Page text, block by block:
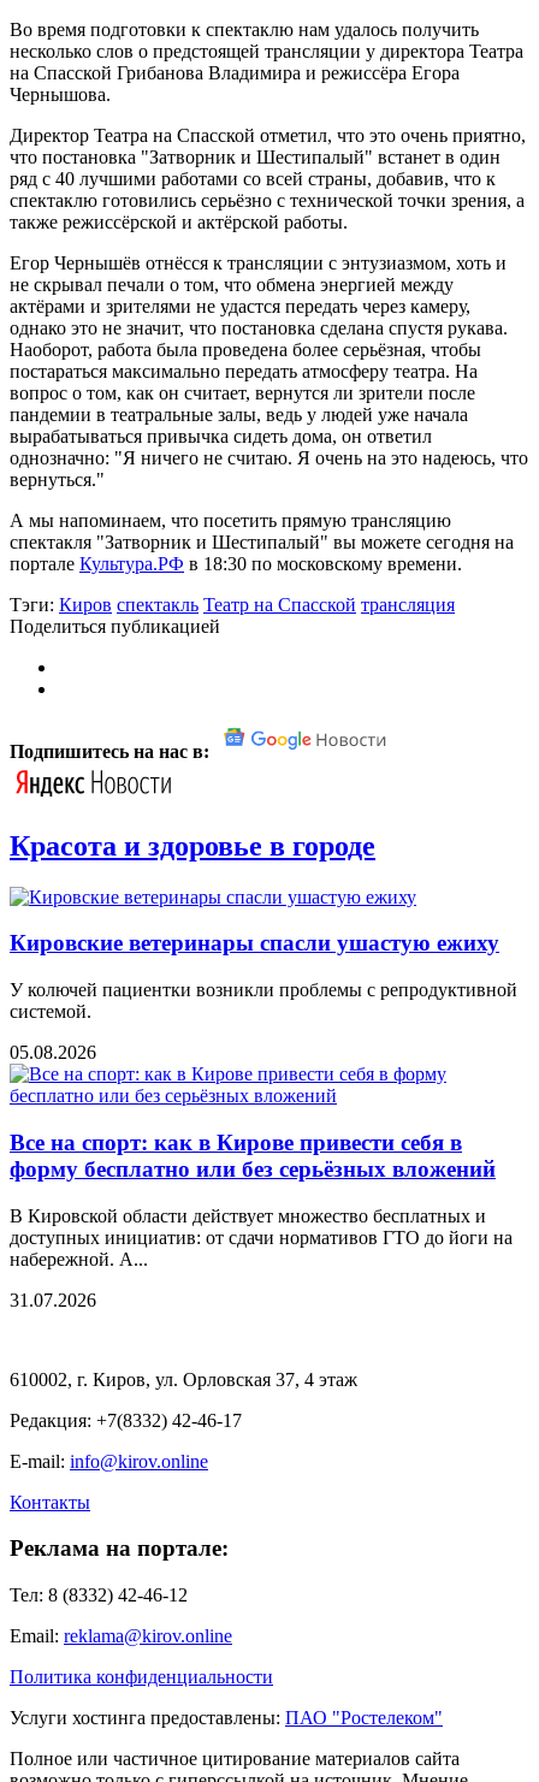
Во время подготовки к спектаклю нам удалось получить
несколько слов о предстоящей трансляции у директора Театра
на Спасской Грибанова Владимира и режиссёра Егора
Чернышова.
Директор Театра на Спасской отметил, что это очень приятно,
что постановка "Затворник и Шестипалый" встанет в один
ряд с 40 лучшими работами со всей страны, добавив, что к
спектаклю готовились серьёзно с технической точки зрения, а
также режиссёрской и актёрской работы.
Егор Чернышёв отнёсся к трансляции с энтузиазмом, хоть и
не скрывал печали о том, что обмена энергией между
актёрами и зрителями не удастся передать через камеру,
однако это не значит, что постановка сделана спустя рукава.
Наоборот, работа была проведена более серьёзная, чтобы
постараться максимально передать атмосферу театра. На
вопрос о том, как он считает, вернутся ли зрители после
пандемии в театральные залы, ведь у людей уже начала
вырабатываться привычка сидеть дома, он ответил
однозначно: "Я ничего не считаю. Я очень на это надеюсь, что
вернуться."
А мы напоминаем, что посетить прямую трансляцию
спектакля "Затворник и Шестипалый" вы можете сегодня на
портале Культура.РФ в 18:30 по московскому времени.
Тэги: Киров спектакль Театр на Спасской трансляция
Поделиться публикацией
Подпишитесь на нас в:
Красота и здоровье в городе
Кировские ветеринары спасли ушастую ежиху
У колючей пациентки возникли проблемы с репродуктивной
системой.
05.08.2026
Все на спорт: как в Кирове привести себя в
форму бесплатно или без серьёзных вложений
В Кировской области действует множество бесплатных и
доступных инициатив: от сдачи нормативов ГТО до йоги на
набережной. А...
31.07.2026
610002, г. Киров, ул. Орловская 37, 4 этаж
Редакция: +7(8332) 42-46-17
E-mail: info@kirov.online
Контакты
Реклама на портале:
Тел: 8 (8332) 42-46-12
Email: reklama@kirov.online
Политика конфиденциальности
Услуги хостинга предоставлены: ПАО "Ростелеком"
Полное или частичное цитирование материалов сайта